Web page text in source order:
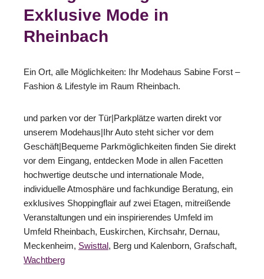
Exklusive Mode in
Rheinbach
Ein Ort, alle Möglichkeiten: Ihr Modehaus Sabine Forst –
Fashion & Lifestyle im Raum Rheinbach.
und parken vor der Tür|Parkplätze warten direkt vor
unserem Modehaus|Ihr Auto steht sicher vor dem
Geschäft|Bequeme Parkmöglichkeiten finden Sie direkt
vor dem Eingang, entdecken Mode in allen Facetten
hochwertige deutsche und internationale Mode,
individuelle Atmosphäre und fachkundige Beratung, ein
exklusives Shoppingflair auf zwei Etagen, mitreißende
Veranstaltungen und ein inspirierendes Umfeld im
Umfeld Rheinbach, Euskirchen, Kirchsahr, Dernau,
Meckenheim, Swisttal, Berg und Kalenborn, Grafschaft,
Wachtberg